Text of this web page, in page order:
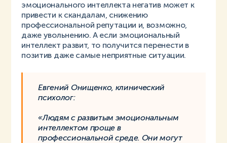
эмоционального интеллекта негатив может к
привести к скандалам, снижению
профессиональной репутации и, возможно,
даже увольнению. А если эмоциональный
интеллект развит, то получится перенести в
позитив даже самые неприятные ситуации.
Евгений Онищенко, клинический
психолог:
«Людям с развитым эмоциональным
интеллектом проще в
профессиональной среде. Они могут